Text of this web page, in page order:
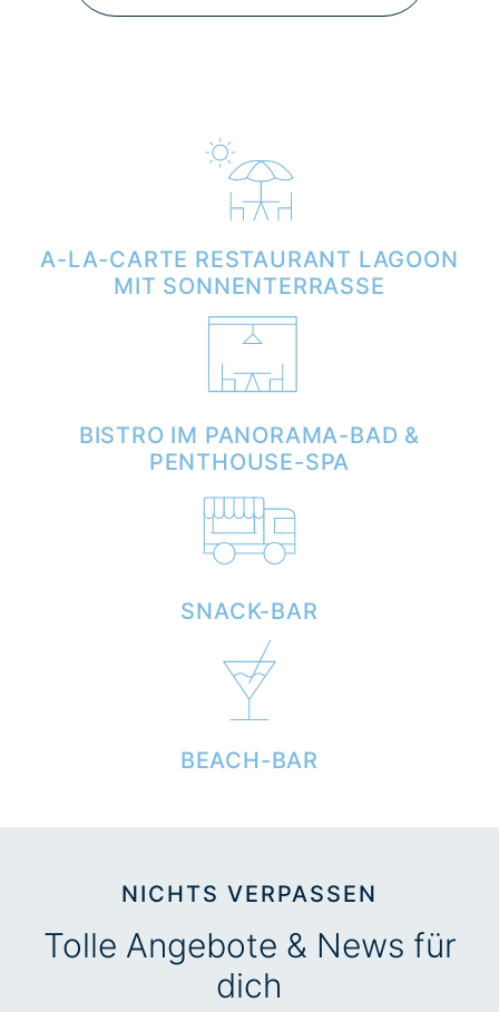
A-LA-CARTE RESTAURANT LAGOON
MIT SONNENTERRASSE
BISTRO IM PANORAMA-BAD &
PENTHOUSE-SPA
SNACK-BAR
BEACH-BAR
Tolle Angebote & News für
dich
NICHTS VERPASSEN